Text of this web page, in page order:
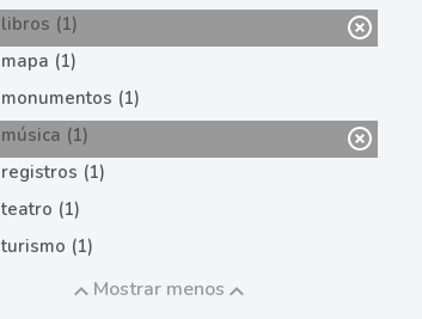
libros (1)
mapa (1)
monumentos (1)
música (1)
registros (1)
teatro (1)
turismo (1)
Mostrar menos